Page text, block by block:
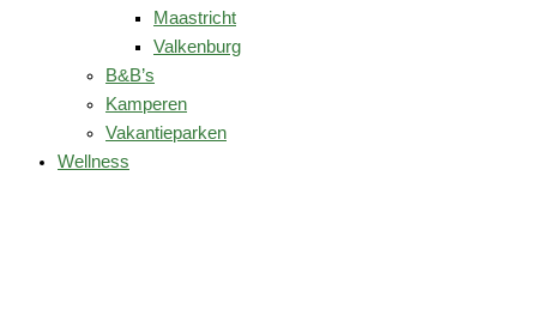
Maastricht
Valkenburg
B&B’s
Kamperen
Vakantieparken
Wellness